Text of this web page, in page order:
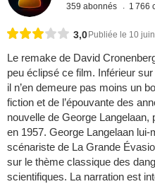
359 abonnés 1 766
3,0 Publiée le 10
Le remake de David
peu éclipsé ce film. Inférieur
il n’en demeure pas moins un
fiction et de l’épouvante des
nouvelle de George
en 1957. George Langelaan
scénariste de La Grande
sur le thème classique des
scientifiques. La narration est